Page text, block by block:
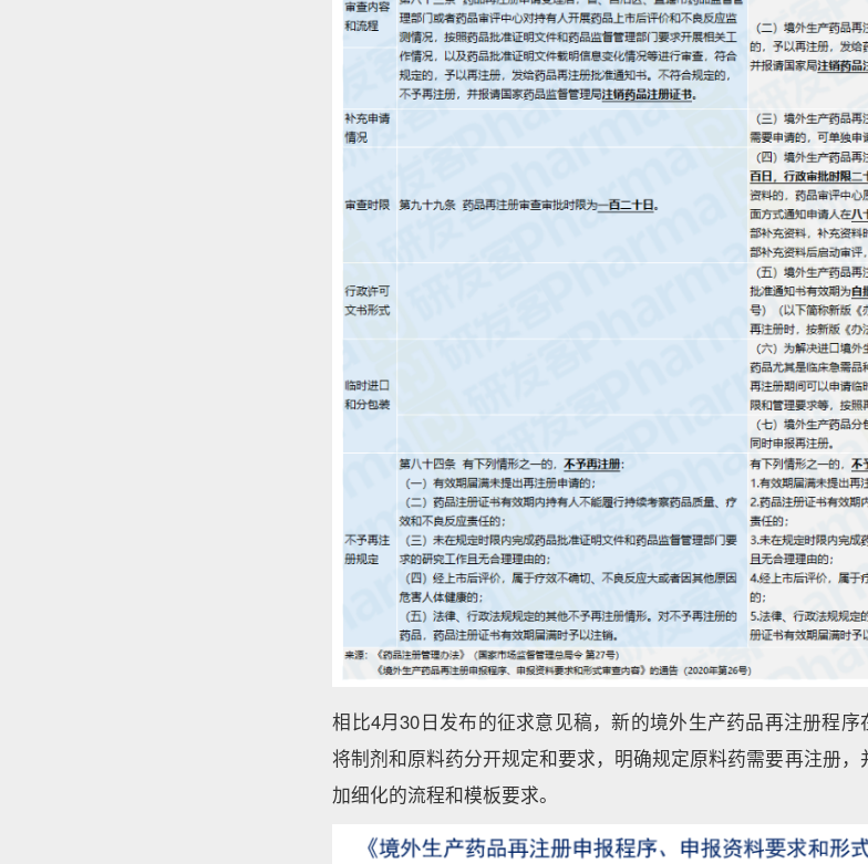
相比4月30日发布的征求意见稿，新的境外生产药品再注册程序
将制剂和原料药分开规定和要求，明确规定原料药需要再注册，
加细化的流程和模板要求。